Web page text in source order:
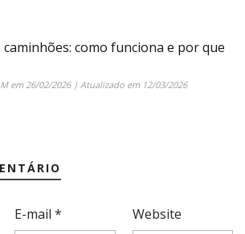
como funciona e por que
em26/02/2026| Atualizado em 12/03/2026
E-mail* Website